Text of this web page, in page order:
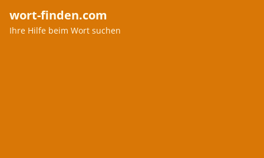
wort-finden.com
Ihre Hilfe beim Wort suchen